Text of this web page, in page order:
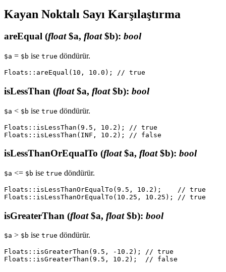
Kayan Noktalı Sayı Karşılaştırma
areEqual (float$a, float$b): bool
$a = $b ise true döndürür.
isLessThan (float$a, float$b): bool
$a < $b ise true döndürür.
Floats::isLessThan(9.5, 10.2); // true
isLessThanOrEqualTo (float$a, float$b): bool
$a <= $b ise true döndürür.
Floats::isLessThanOrEqualTo(9.5, 10.2);    // true
isGreaterThan (float$a, float$b): bool
$a > $b ise true döndürür.
Floats::isGreaterThan(9.5, -10.2); // true